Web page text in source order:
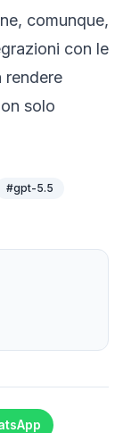
comunque,
con le
rendere
solo
#gpt-5.5